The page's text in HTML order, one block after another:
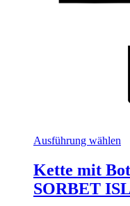
Ausführung wählen
Kette mit
SORBET